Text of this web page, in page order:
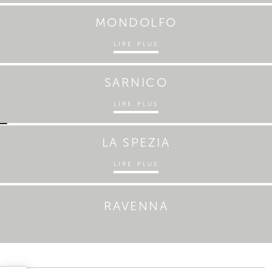
MONDOLFO
LIRE PLUS
SARNICO
LIRE PLUS
LA SPEZIA
LIRE PLUS
RAVENNA